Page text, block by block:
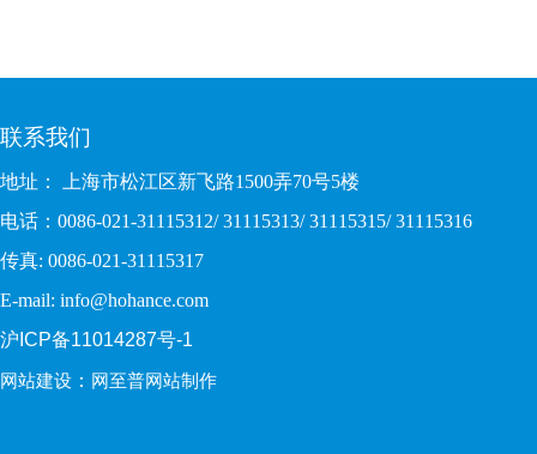
联系我们
地址： 上海市松江区新飞路1500弄70号5楼
电话：0086-021-31115312/ 31115313/ 31115315/ 31115316
传真: 0086-021-31115317
E-mail: info@hohance.com
沪ICP备11014287号-1
网站建设 ： 网至普网站制作